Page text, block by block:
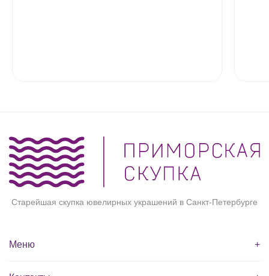
Старейшая скупка ювелирных украшений в Санкт-Петербурге
Меню +